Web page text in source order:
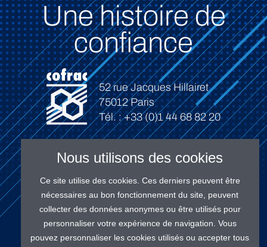
Une histoire de
confiance
52 rue Jacques Hillairet
75012 Paris
Tél. : +33 (0)1 44 68 82 20
Connexion
Nous utilisons des cookies
Ce site utilise des cookies. Ces derniers peuvent être
nécessaires au bon fonctionnement du site, peuvent
collecter des données anonymes ou être utilisés pour
personnaliser votre expérience de navigation. Vous
pouvez personnaliser les cookies utilisés ou accepter tous